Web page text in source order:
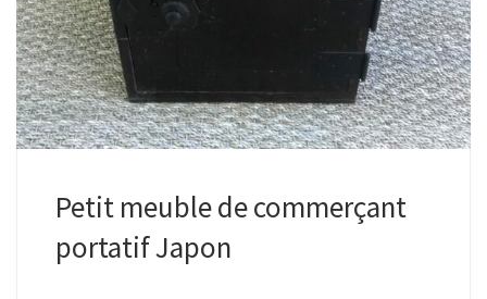
Petit meuble de commerçant
portatif Japon